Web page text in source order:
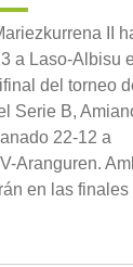
II
a Laso-Albisu
del torneo
Serie B,
22-12 a
Aranguren.
en las finales